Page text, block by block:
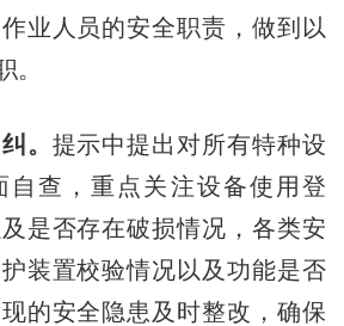
业人员的安全职责，做到以
。
。 提示中提出对所有特种设
自查，重点关注设备使用登
是否存在破损情况，各类安
装置校验情况以及功能是否
的安全隐患及时整改，确保